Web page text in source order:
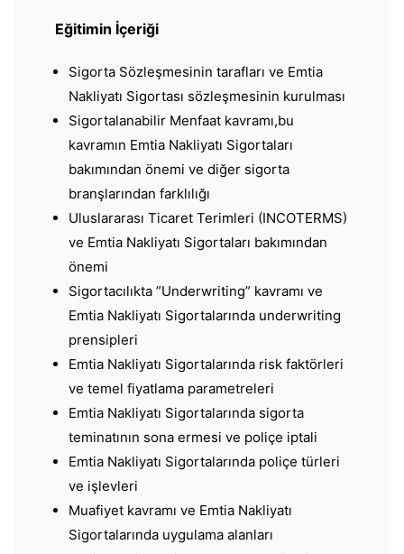
Eğitimin İçeriği
Sigorta Sözleşmesinin tarafları ve Emtia
Nakliyatı Sigortası sözleşmesinin kurulması
Sigortalanabilir Menfaat kavramı,bu
kavramın Emtia Nakliyatı Sigortaları
bakımından önemi ve diğer sigorta
branşlarından farklılığı
Uluslararası Ticaret Terimleri (INCOTERMS)
ve Emtia Nakliyatı Sigortaları bakımından
önemi
Sigortacılıkta ”Underwriting” kavramı ve
Emtia Nakliyatı Sigortalarında underwriting
prensipleri
Emtia Nakliyatı Sigortalarında risk faktörleri
ve temel fiyatlama parametreleri
Emtia Nakliyatı Sigortalarında sigorta
teminatının sona ermesi ve poliçe iptali
Emtia Nakliyatı Sigortalarında poliçe türleri
ve işlevleri
Muafiyet kavramı ve Emtia Nakliyatı
Sigortalarında uygulama alanları